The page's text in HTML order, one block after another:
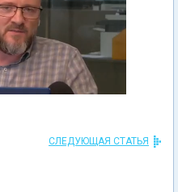
СЛЕДУЮЩАЯ СТАТЬЯ